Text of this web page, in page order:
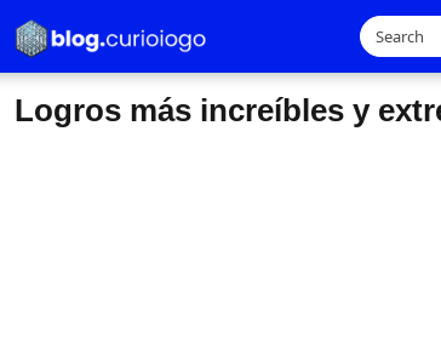
Logros más increíbles y